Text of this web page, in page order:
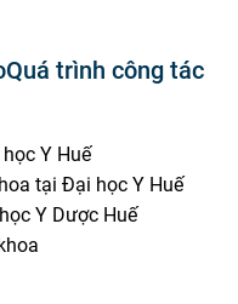
Quá trình công tác
Y Huế
tại Đại học Y Huế
Y Dược Huế